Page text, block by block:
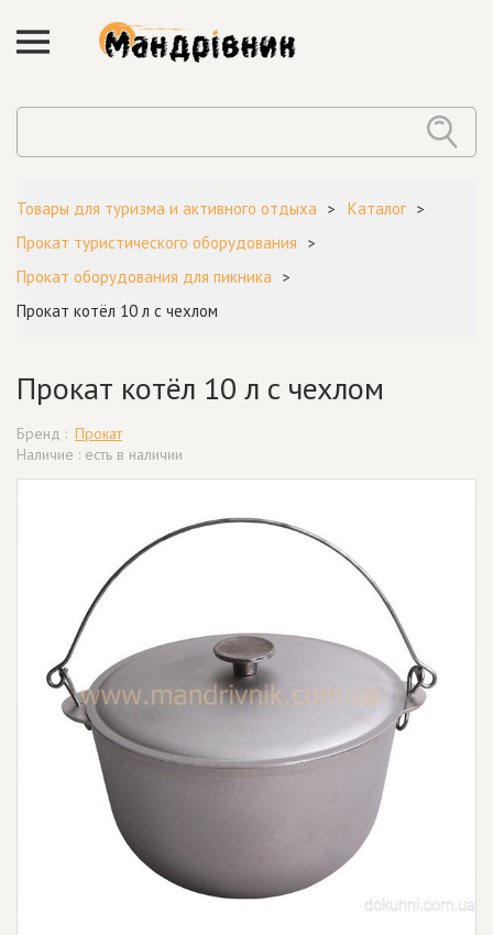
Товары для туризма и активного отдыха
Каталог
Прокат туристического оборудования
Прокат оборудования для пикника
Прокат котёл 10 л с чехлом
Прокат котёл 10 л с чехлом
Бренд : Прокат
Наличие : есть в наличии